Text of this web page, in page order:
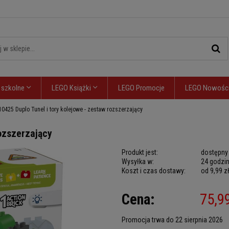
szkolne LEGO Książki LEGO Promocje LEGO
Duplo Tunel i tory kolejowe - zestaw rozszerzający
Produkt jest:
dostępny
Wysyłka w:
24
Koszt i czas dostawy:
od 9,99 zł
Cena nie
płatności
Cena:
Promocja trwa do 22 sierpnia 2026